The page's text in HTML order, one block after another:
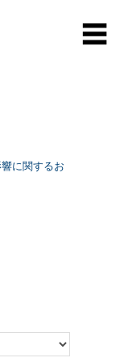
に関するお